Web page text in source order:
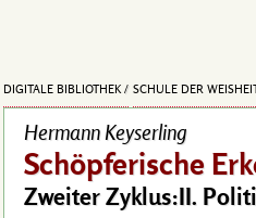
DIGITALE BIBLIOTHEK SCHULE DER
Hermann Keyserling
Schöpferische
Zweiter Zyklus:II.